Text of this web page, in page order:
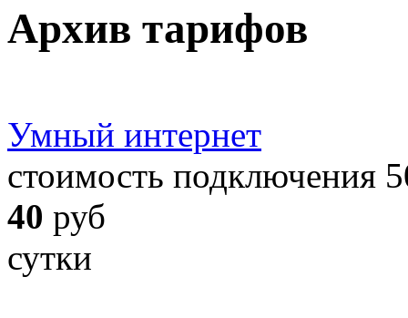
Архив тарифов
Умный интернет
стоимость подключения
40 руб
сутки